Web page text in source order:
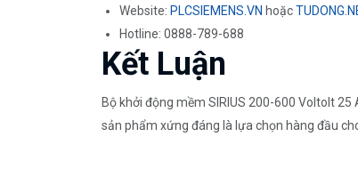
Website: PLCSIEMENS.VN hoặc
Hotline: 0888-789-688
Kết Luận
Bộ khởi động mềm SIRIUS 200-600 Voltolt
sản phẩm xứng đáng là lựa chọn hàng đầu